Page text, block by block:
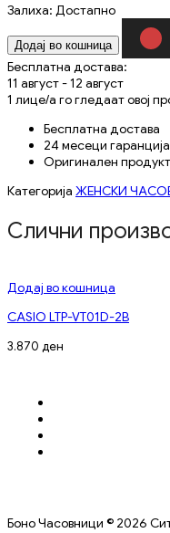
Залиха: Достапно
Додај во кошница
Бесплатна достава:
11 август - 12 август
1 лице/а го гледаат овој
Бесплатна достава
24 месеци гаранција
Оригинален продукт
Категорија ЖЕНСКИ
Слични
Додај во кошница
CASIO LTP-VT01D-2B
3.870 ден
Боно Часовници © 2026